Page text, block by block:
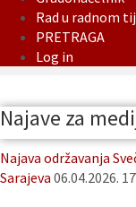
Rad u radnom
PRETRAGA
Log in
Najave za
Najava održavanja
Sarajeva 06.04.2026.